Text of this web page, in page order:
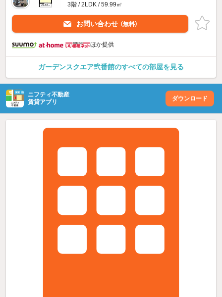
3階 / 2LDK / 59.99㎡
お問い合わせ （無料）
ほか提供
ガーデンスクエア弐番館のすべての部屋を見る
ニフティ不動産
賃貸アプリ
ダウンロード